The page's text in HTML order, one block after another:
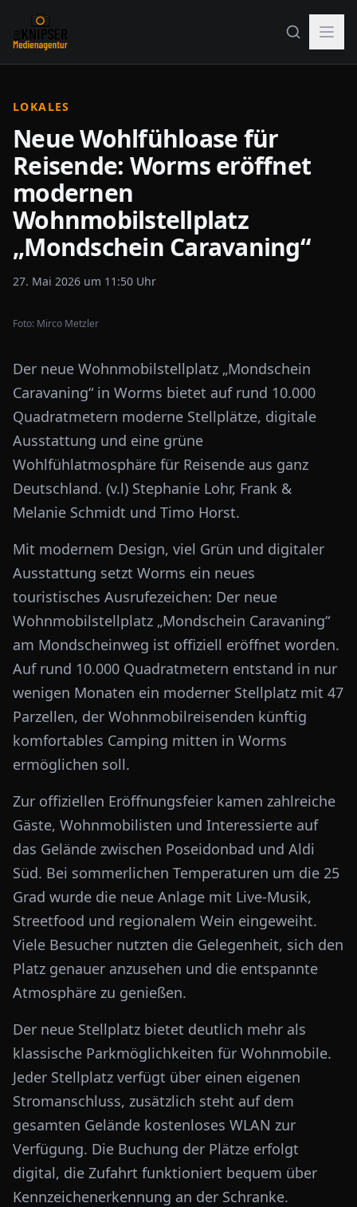
LOKALES
Neue Wohlfühloase für
Reisende: Worms eröffnet
modernen
Wohnmobilstellplatz
„Mondschein Caravaning“
27. Mai 2026 um 11:50 Uhr
Foto: Mirco Metzler
Der neue Wohnmobilstellplatz „Mondschein
Caravaning“ in Worms bietet auf rund 10.000
Quadratmetern moderne Stellplätze, digitale
Ausstattung und eine grüne
Wohlfühlatmosphäre für Reisende aus ganz
Deutschland. (v.l) Stephanie Lohr, Frank &
Melanie Schmidt und Timo Horst.
Mit modernem Design, viel Grün und digitaler
Ausstattung setzt Worms ein neues
touristisches Ausrufezeichen: Der neue
Wohnmobilstellplatz „Mondschein Caravaning“
am Mondscheinweg ist offiziell eröffnet worden.
Auf rund 10.000 Quadratmetern entstand in nur
wenigen Monaten ein moderner Stellplatz mit 47
Parzellen, der Wohnmobilreisenden künftig
komfortables Camping mitten in Worms
ermöglichen soll.
Zur offiziellen Eröffnungsfeier kamen zahlreiche
Gäste, Wohnmobilisten und Interessierte auf
das Gelände zwischen Poseidonbad und Aldi
Süd. Bei sommerlichen Temperaturen um die 25
Grad wurde die neue Anlage mit Live-Musik,
Streetfood und regionalem Wein eingeweiht.
Viele Besucher nutzten die Gelegenheit, sich den
Platz genauer anzusehen und die entspannte
Atmosphäre zu genießen.
Der neue Stellplatz bietet deutlich mehr als
klassische Parkmöglichkeiten für Wohnmobile.
Jeder Stellplatz verfügt über einen eigenen
Stromanschluss, zusätzlich steht auf dem
gesamten Gelände kostenloses WLAN zur
Verfügung. Die Buchung der Plätze erfolgt
digital, die Zufahrt funktioniert bequem über
Kennzeichenerkennung an der Schranke.